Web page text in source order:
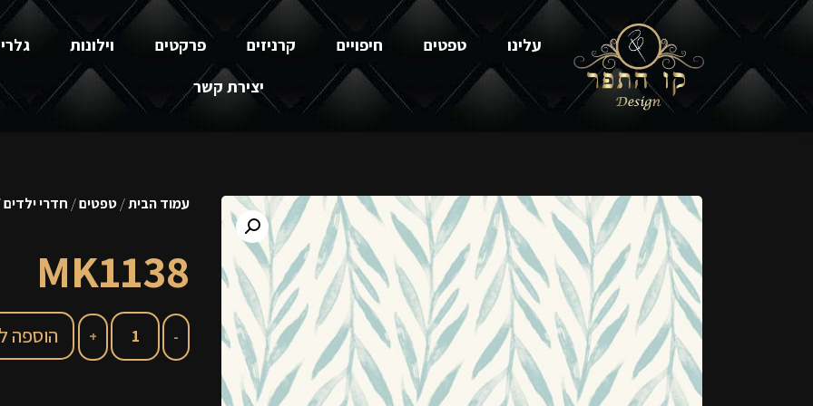
עלינו טפטים חיפויים קרניזים פרקטים וילונות
יצירת קשר
עמוד הבית/טפטים/ חדרי ילדים
MK1138
הוספה